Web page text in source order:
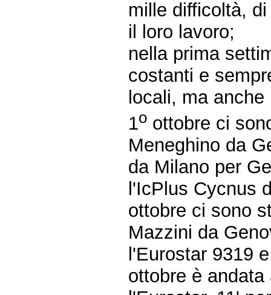
mille difficoltà,
il loro lavoro;
nella prima
costanti e
locali, ma
1o ottobre ci
Meneghino da
da Milano per
l'IcPlus Cycnus
ottobre ci sono
Mazzini da
l'Eurostar 9319
ottobre è